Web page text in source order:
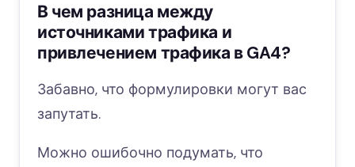
В чем разница между
источниками трафика и
привлечением трафика в GA4?
Забавно, что формулировки могут вас
запутать.
Можно ошибочно подумать, что